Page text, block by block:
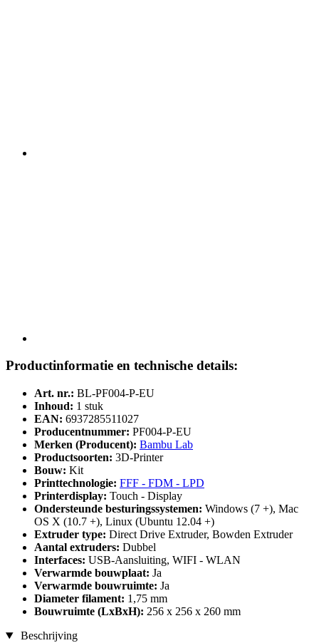
Productinformatie en technische details:
Art. nr.: BL-PF004-P-EU
Inhoud: 1 stuk
EAN: 6937285511027
Producentnummer: PF004-P-EU
Merken (Producent): Bambu Lab
Productsoorten: 3D-Printer
Bouw: Kit
Printtechnologie: FFF - FDM - LPD
Printerdisplay: Touch - Display
Ondersteunde besturingssystemen: Windows (7 +), Mac
OS X (10.7 +), Linux (Ubuntu 12.04 +)
Extruder type: Direct Drive Extruder, Bowden Extruder
Aantal extruders: Dubbel
Interfaces: USB-Aansluiting, WIFI - WLAN
Verwarmde bouwplaat: Ja
Verwarmde bouwruimte: Ja
Diameter filament: 1,75 mm
Bouwruimte (LxBxH): 256 x 256 x 260 mm
Beschrijving